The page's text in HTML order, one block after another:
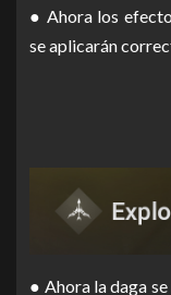
● Ahora los
se aplicarán
● Ahora la daga